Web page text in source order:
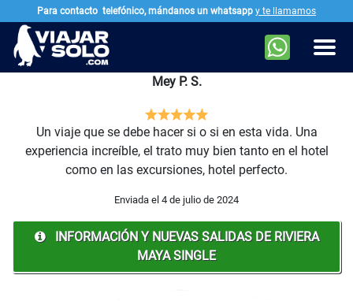
Ir al contenido principal
Mey P. S.
Un viaje que se debe hacer si o si en esta vida. Una
experiencia increíble, el trato muy bien tanto en el hotel
como en las excursiones, hotel perfecto.
Enviada el 4 de julio de 2024
INFORMACIÓN Y NUEVAS SALIDAS DE RIVIERA
MAYA SINGLE
Para contacto telefónico, mándanos un whatsapp y te llamamos